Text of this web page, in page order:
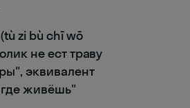
zi bù chī wō
не ест траву
эквивалент
где живёшь"